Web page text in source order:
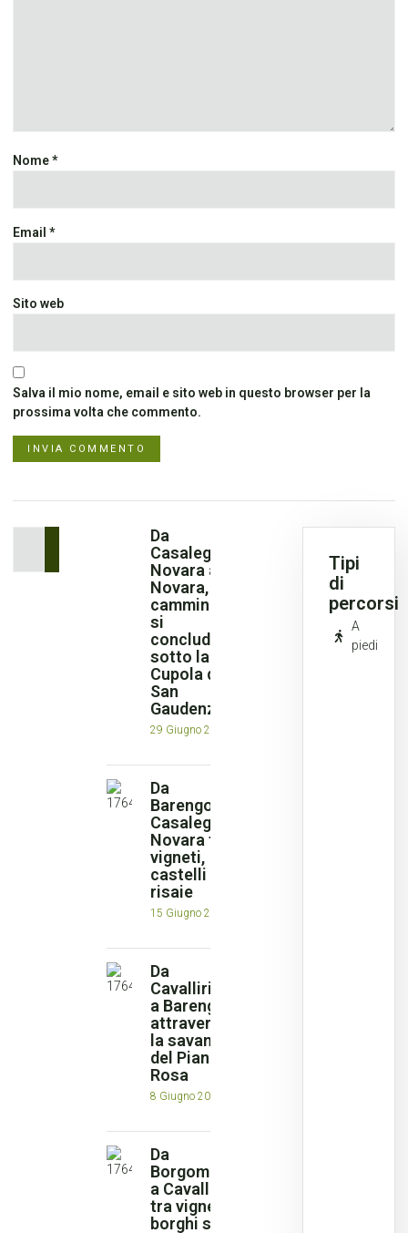
Nome*
Email *
Sito web
Salva il mio nome, email e sito web in questo browser per la
prossima volta che commento.
Da
Casaleggio
Novara a
Novara, il
cammino
si
conclude
sotto la
Cupola di
San
Gaudenzio
29 Giugno 2026
Da
Barengo a
Casaleggio
Novara tra
vigneti,
castelli e
risaie
15 Giugno 2026
Da
Cavallirio
a Barengo
attraverso
la savana
del Piano
Rosa
8 Giugno 2026
Da
Borgomanero
a Cavallirio
tra vigneti,
borghi storici
Tipi
di
percorsi
A
piedi